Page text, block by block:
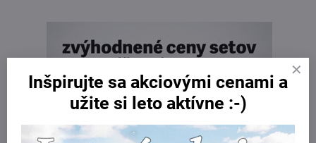
Inšpirujte sa akciovými cenami a
užite si leto aktívne :-)